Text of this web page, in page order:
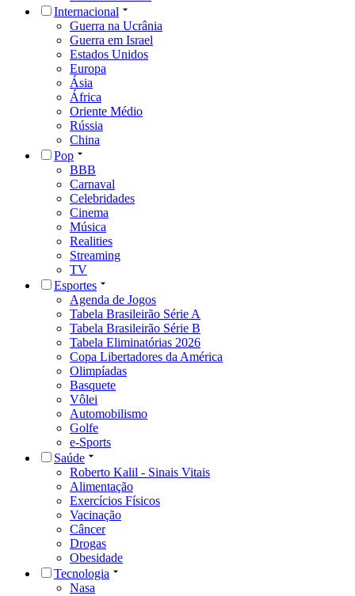
Internacional
Guerra na Ucrânia
Guerra em Israel
Estados Unidos
Europa
Ásia
África
Oriente Médio
Rússia
China
Pop
BBB
Carnaval
Celebridades
Cinema
Música
Realities
Streaming
TV
Esportes
Agenda de Jogos
Tabela Brasileirão Série A
Tabela Brasileirão Série B
Tabela Eliminatórias 2026
Copa Libertadores da América
Olimpíadas
Basquete
Vôlei
Automobilismo
Golfe
e-Sports
Saúde
Roberto Kalil - Sinais Vitais
Alimentação
Exercícios Físicos
Vacinação
Câncer
Drogas
Obesidade
Tecnologia
Nasa